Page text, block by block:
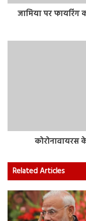
जामिया पर
कोरोनावायरस
Related Articles